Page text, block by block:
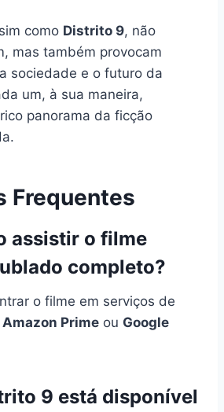
como Distrito 9, não
mas também provocam
sociedade e o futuro da
um, à sua maneira,
panorama da ficção
Frequentes
assistir o filme
completo?
o filme em serviços de
Amazon Prime ou Google
9 está disponível